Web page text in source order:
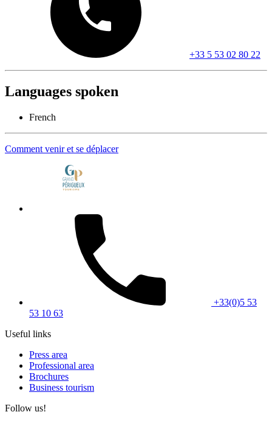
+33 5 53 02 80 22
Languages spoken
French
Comment venir et se déplacer
+33(0)5 53
53 10 63
Useful links
Press area
Professional area
Brochures
Business tourism
Follow us!